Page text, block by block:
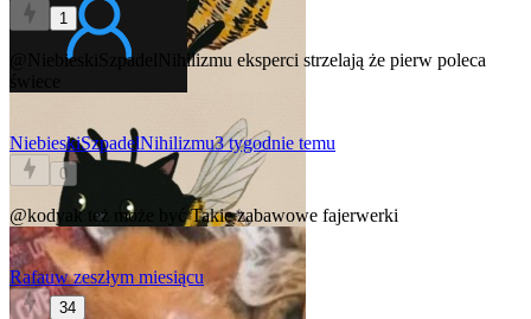
1
@NiebieskiSzpadelNihilizmu eksperci strzelają że pierw poleca
NiebieskiSzpadelNihilizmu3 tygodnie temu
0
@kodyakteż może byćTakie zabawowe fajerwerki
Rafauw zeszłym miesiącu
34